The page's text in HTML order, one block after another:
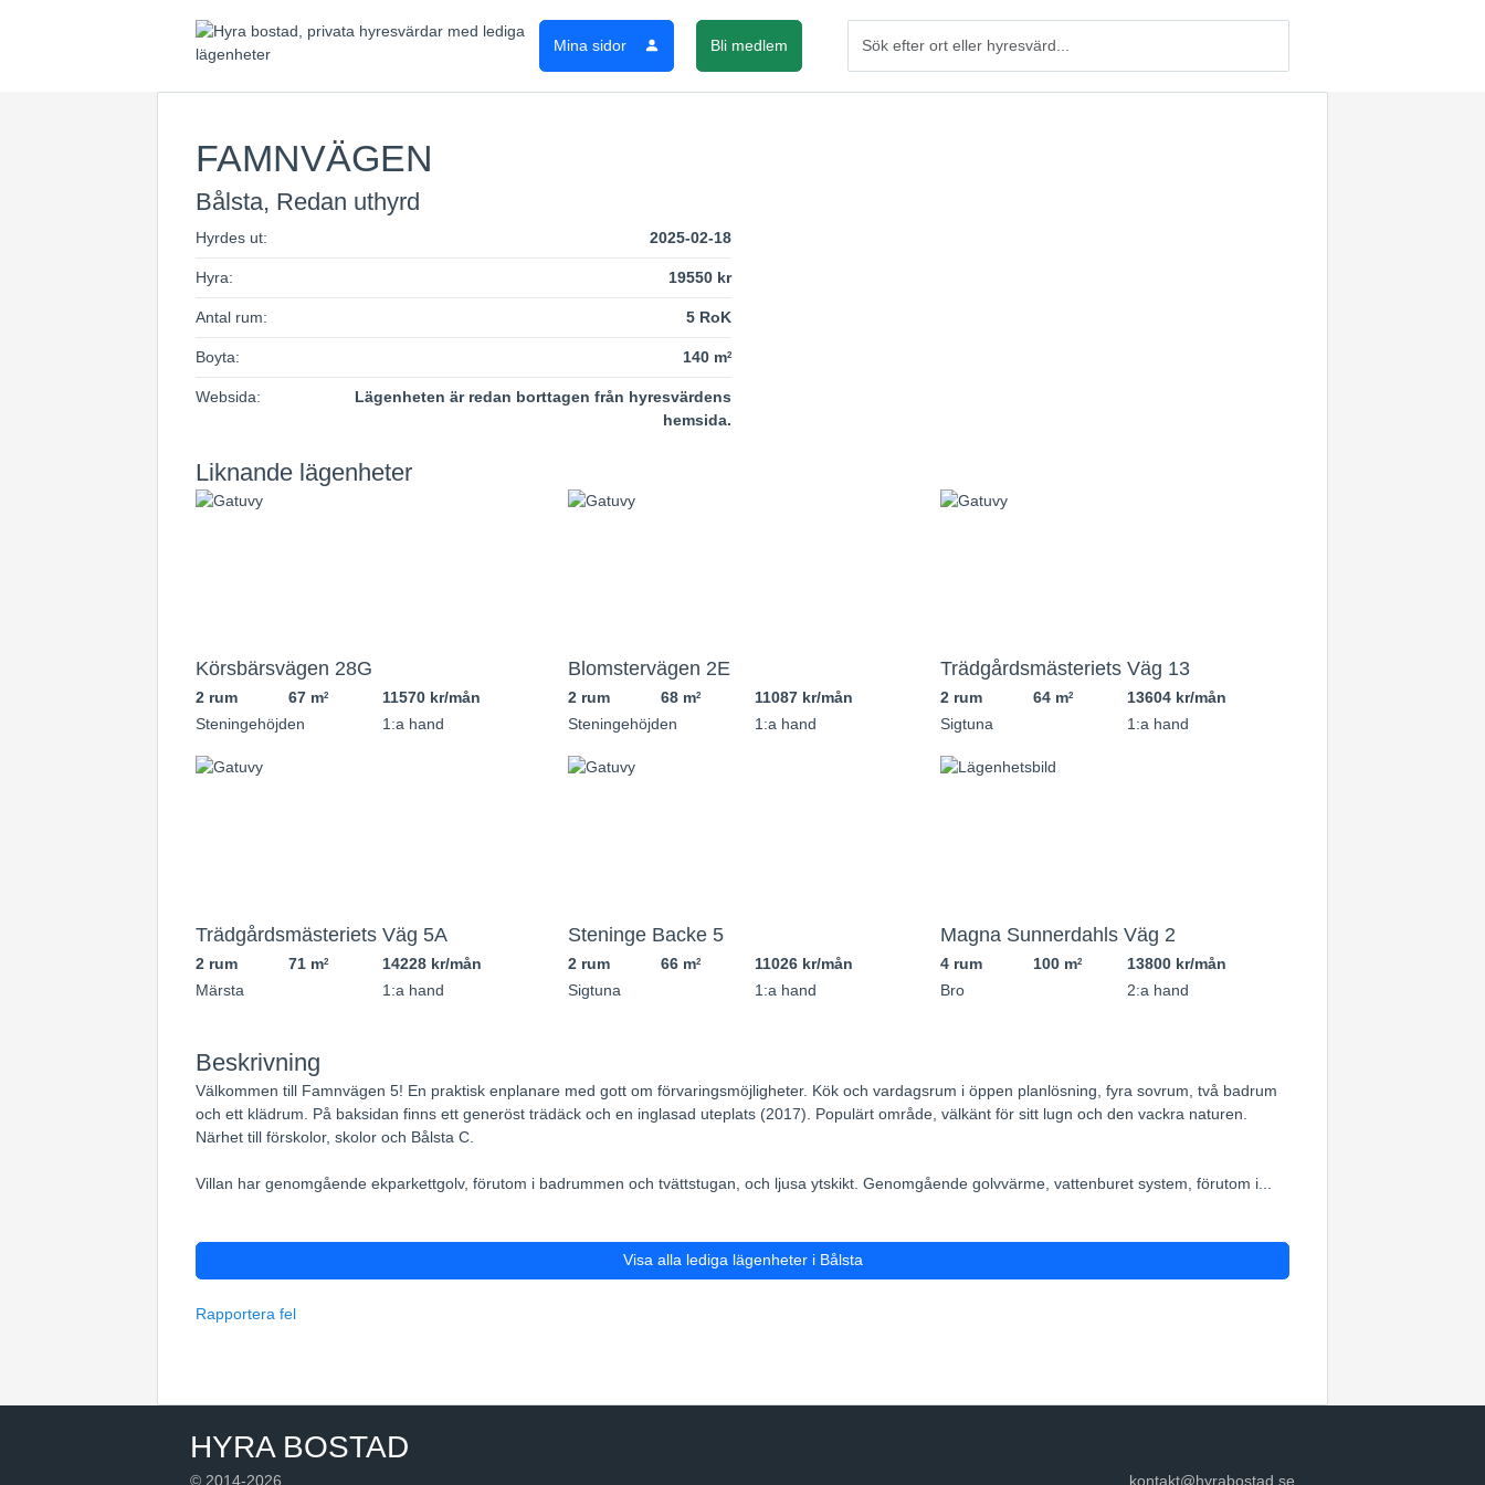
Mina sidor Bli medlem
FAMNVÄGEN
Bålsta, Redan uthyrd
Hyrdes ut: 2025-02-18
Hyra: 19550 kr
Antal rum: 5 RoK
Boyta: 140 m2
Websida:
Lägenheten är redan borttagen från hyresvärdens
hemsida.
Liknande lägenheter
Körsbärsvägen 28G
2 rum 67 m2
11570 kr/mån
Steningehöjden
1:a hand
Blomstervägen 2E
2 rum 68 m2
11087 kr/mån
Steningehöjden
1:a hand
Trädgårdsmästeriets Väg 13
2 rum 64 m2
13604 kr/mån
Sigtuna
1:a hand
Trädgårdsmästeriets Väg 5A
2 rum 71 m2
14228 kr/mån
Märsta
1:a hand
Steninge Backe 5
2 rum 66 m2
11026 kr/mån
Sigtuna
1:a hand
Magna Sunnerdahls Väg 2
4 rum 100 m2
13800 kr/mån
Bro
2:a hand
Beskrivning
Välkommen till Famnvägen 5! En praktisk enplanare med gott om förvaringsmöjligheter. Kök och vardagsrum i öppen planlösning, fyra sovrum, två badrum
och ett klädrum. På baksidan finns ett generöst trädäck och en inglasad uteplats (2017). Populärt område, välkänt för sitt lugn och den vackra naturen.
Närhet till förskolor, skolor och Bålsta C.
Villan har genomgående ekparkettgolv, förutom i badrummen och tvättstugan, och ljusa ytskikt. Genomgående golvvärme, vattenburet system, förutom i...
Visa alla lediga lägenheter i Bålsta
Rapportera fel
HYRA BOSTAD
kontakt@hyrabostad.se
© 2014-2026